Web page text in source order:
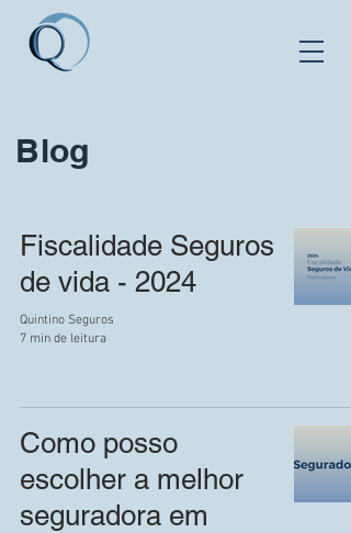
Blog
Fiscalidade Seguros
de vida - 2024
Quintino Seguros
7 min de leitura
Como posso
escolher a melhor
seguradora em